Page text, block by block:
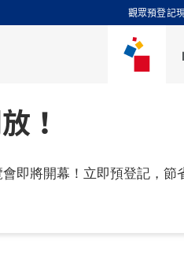
觀眾預登記
！
即將開幕！立即預登記，節